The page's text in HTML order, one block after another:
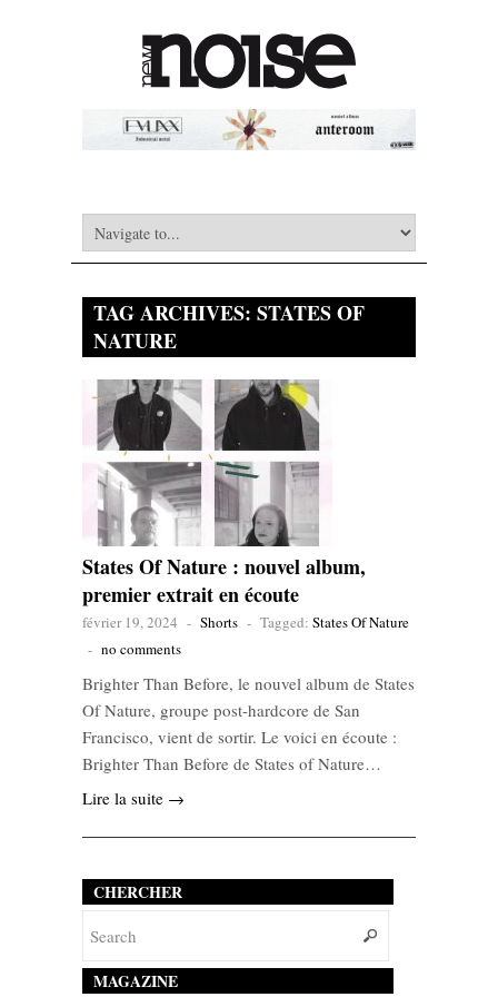
TAG ARCHIVES: STATES OF
NATURE
States Of Nature : nouvel album,
premier extrait en écoute
février 19, 2024 - Shorts - Tagged: States Of Nature
- no comments
Brighter Than Before, le nouvel album de States
Of Nature, groupe post-hardcore de San
Francisco, vient de sortir. Le voici en écoute :
Brighter Than Before de States of Nature…
Lire la suite →
CHERCHER
MAGAZINE